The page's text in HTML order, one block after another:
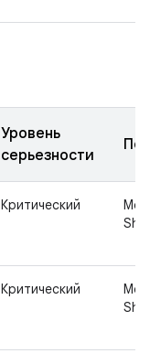
Уровень
серьезности
Критический
Критический